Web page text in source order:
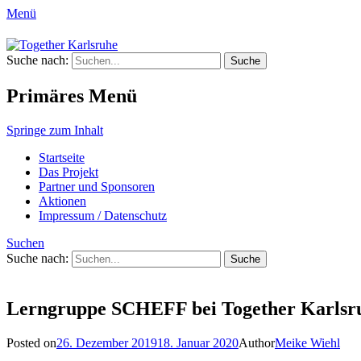
Menü
Together Karlsruhe
Integration von jungen Menschen mit
Suche nach:
Primäres Menü
Springe zum Inhalt
Startseite
Das Projekt
Partner und Sponsoren
Aktionen
Impressum / Datenschutz
Suchen
Suche nach:
Lerngruppe SCHEFF bei Together
Posted on26. Dezember 201918. Januar 2020AuthorMeike Wiehl